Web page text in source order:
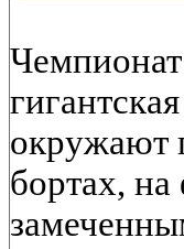
окружают
бортах,